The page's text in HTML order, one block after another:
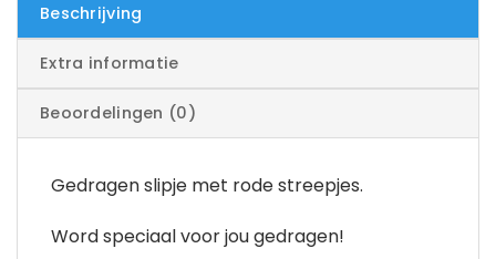
Beschrijving
Extra informatie
Beoordelingen (0)
Gedragen slipje met rode streepjes.
Word speciaal voor jou gedragen!